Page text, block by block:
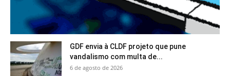
GDF envia à CLDF projeto que pune
vandalismo com multa de...
6 de agosto de 2026